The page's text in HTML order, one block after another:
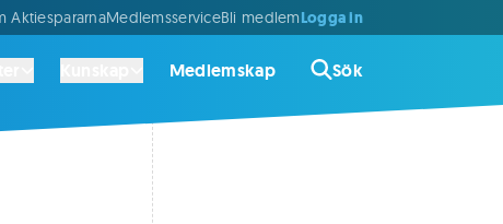
AktiespararnaMedlemsserviceBli medlemLogga in
Medlemskap Sök